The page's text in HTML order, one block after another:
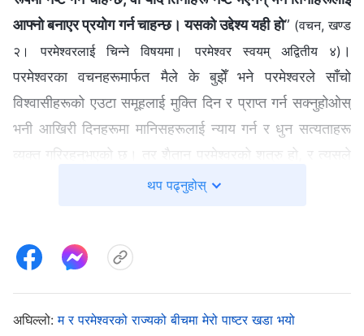
आफ्नो बनाएर प्रयोग गर्न चाहन्छ। यसको उद्देश्य यही हो” (वचन, खण्ड
२। परमेश्‍वरलाई चिन्‍ने विषयमा। परमेश्‍वर स्वयम् अद्वितीय ४) ।
परमेश्‍वरका वचनहरूमार्फत मैले के बुझेँ भने परमेश्‍वरले साँचो
विश्‍वासीहरूको एउटा समूहलाई मुक्ति दिन र प्राप्त गर्न सक्नुहोओस्
भनी आखिरी दिनहरूमा मानिसहरूलाई न्याय गर्न र धुन सत्यताहरू
व्यक्त गरिरहनुभएको छ। तर शैतान परमेश्‍वरको शत्रु हो, र त्यसले
मानिसहरूले परमेश्‍वरलाई छोडून्, उहाँलाई विश्वासघात गरून्, र
यसरी त्यसले तिनीहरूलाई कब्जा र नियन्त्रण गर्न सक्छ, र अन्ततः
व्यवहारबारे सोचेँ। तिनीहरूले प्रभुको पुनरागमनको खबर सुने, तर
थप पढ्नुहोस्
अघिल्लो:म र परमेश्‍वरको राज्यको बीचमा मेरो पाष्टर खडा भयो